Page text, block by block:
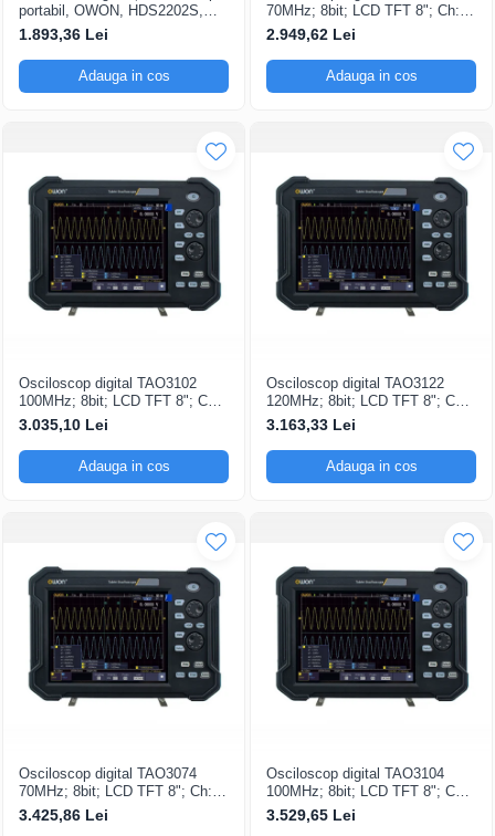
portabil, OWON, HDS2202S,
200mV-1kV, 200mA-
1.893,36 Lei
Adauga in cos
70MHz; 8bit; LCD TFT 8"; Ch: 2;
1Gsps; 40Mpts sustinand Ecran
2.949,62 Lei
Adauga in cos
Osciloscop digital TAO3102
100MHz; 8bit; LCD TFT 8"; Ch:
2; 1Gsps; 40Mpts pentru a oferi
Ecran color
3.035,10 Lei
Adauga in cos
Osciloscop digital TAO3122
120MHz; 8bit; LCD TFT 8"; Ch:
2; 1Gsps; 40Mpts ce include
Decodificare serială
3.163,33 Lei
Adauga in cos
Osciloscop digital TAO3074
70MHz; 8bit; LCD TFT 8"; Ch: 4;
1Gsps; 40Mpts compatibil cu
Măsurători automate
3.425,86 Lei
Osciloscop digital TAO3104
100MHz; 8bit; LCD TFT 8"; Ch:
4; 1Gsps; 40Mpts inclus in
Analiză semnal
3.529,65 Lei